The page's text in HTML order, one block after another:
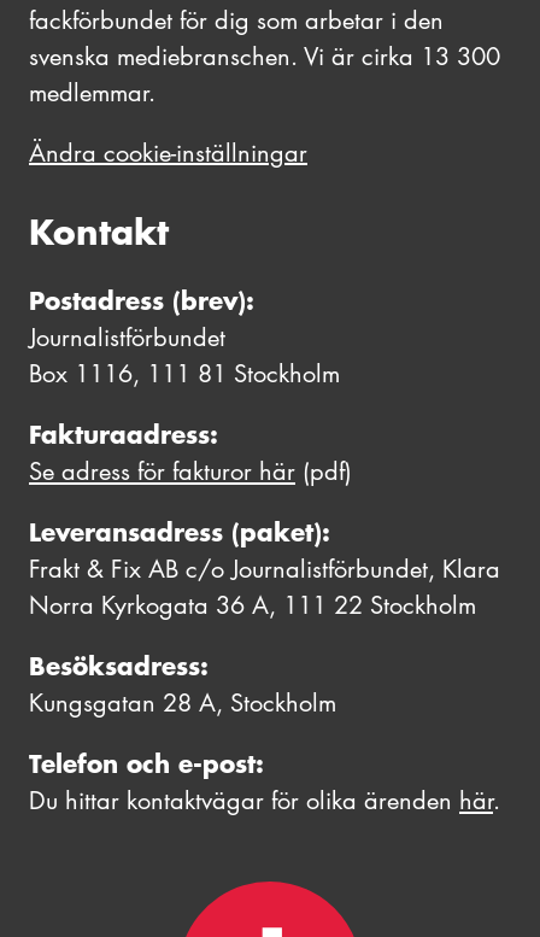
fackförbundet för dig som arbetar i den
svenska mediebranschen. Vi är cirka 13 300
medlemmar.
Ändra cookie-inställningar
Kontakt
Postadress (brev):
Journalistförbundet
Box 1116, 111 81 Stockholm
Fakturaadress:
Se adress för fakturor här (pdf)
Leveransadress (paket):
Frakt & Fix AB c/o Journalistförbundet, Klara
Norra Kyrkogata 36 A, 111 22 Stockholm
Besöksadress:
Kungsgatan 28 A, Stockholm
Telefon och e-post:
Du hittar kontaktvägar för olika ärenden här.